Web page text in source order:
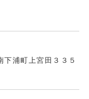
下浦町上宮田３３５